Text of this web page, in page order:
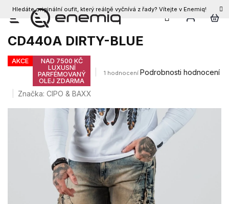
Přejít
obsah
Hledáte originální oufit, který reálně vyčnívá z řady? Vítejte v Enemiq!
CZK
Pánské džíny CIPO & BAXX
CD440A DIRTY-BLUE
AKCE
NAD 7500 KČ
LUXUSNÍ
PARFÉMOVANÝ
OLEJ ZDARMA
Průměrné
5,0
z
5
hvězdiček.
1 hodnocení Podrobnosti hodnocení
Značka:CIPO & BAXX